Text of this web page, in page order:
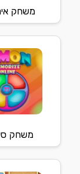
משחק
משחק